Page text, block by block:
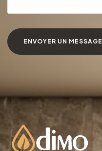
ENVOYER UN MESSAGE